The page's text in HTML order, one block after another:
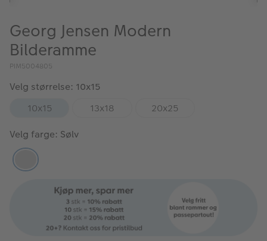
Georg Jensen Modern
Bilderamme
PIM5004805
Velg størrelse: 10x15
10x15
13x18
20x25
Velg farge: Sølv